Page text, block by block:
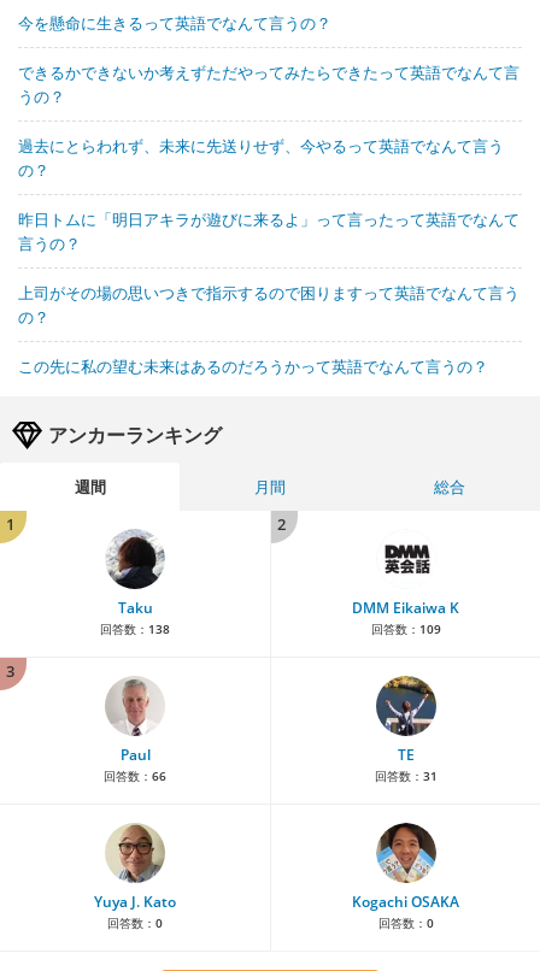
今を懸命に生きるって英語でなんて言うの？
できるかできないか考えずただやってみたらできたって英語でなんて言
うの？
過去にとらわれず、未来に先送りせず、今やるって英語でなんて言う
の？
昨日トムに「明日アキラが遊びに来るよ」って言ったって英語でなんて
言うの？
上司がその場の思いつきで指示するので困りますって英語でなんて言う
の？
この先に私の望む未来はあるのだろうかって英語でなんて言うの？
アンカーランキング
週間 月間
総合
1
Taku
回答数： 138
2
DMM Eikaiwa K
回答数： 109
3
Paul
回答数： 66
TE
回答数： 31
Yuya J. Kato
回答数： 0
Kogachi OSAKA
回答数： 0